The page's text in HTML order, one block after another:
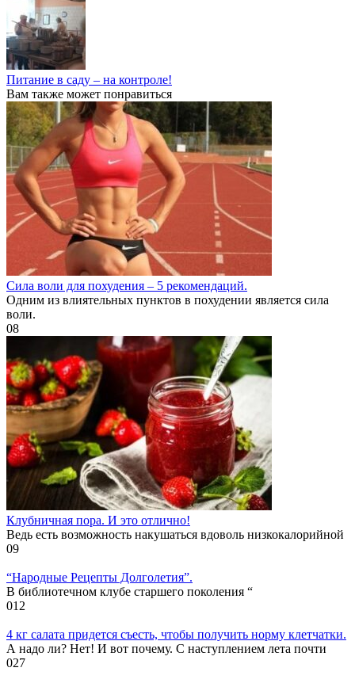
Питание в саду – на контроле!
Вам также может понравиться
Cила воли для похудения – 5 рекомендаций.
Одним из влиятельных пунктов в похудении является сила
воли.
08
Клубничная пора. И это отлично!
Ведь есть возможность накушаться вдоволь низкокалорийной
09
“Народные Рецепты Долголетия”.
В библиотечном клубе старшего поколения “
012
4 кг салата придется съесть, чтобы получить норму клетчатки.
А надо ли? Нет! И вот почему. С наступлением лета почти
027